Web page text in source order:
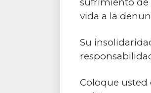
vida a la
Su
Coloque